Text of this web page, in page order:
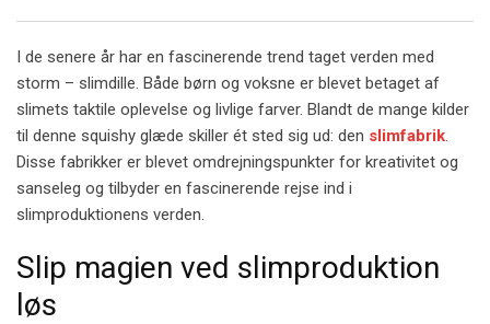
I de senere år har en fascinerende trend taget verden med
storm – slimdille. Både børn og voksne er blevet betaget af
slimets taktile oplevelse og livlige farver. Blandt de mange kilder
til denne squishy glæde skiller ét sted sig ud: den slimfabrik.
Disse fabrikker er blevet omdrejningspunkter for kreativitet og
sanseleg og tilbyder en fascinerende rejse ind i
slimproduktionens verden.
Slip magien ved slimproduktion
løs